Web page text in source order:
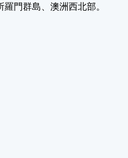
門群島、澳洲西北部。